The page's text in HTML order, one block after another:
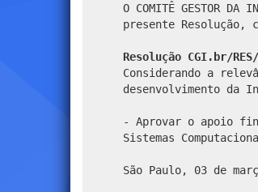
O COMITÊ GESTOR
presente Resolução,
Resolução CGI.br/
Considerando a
desenvolvimento da
- Aprovar o apoio
Sistemas
São Paulo, 03 de